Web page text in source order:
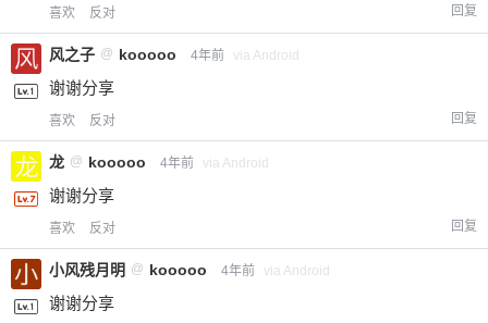
喜欢 反对 回复
风之子 @ kooooo 4年前 via Android
谢谢分享
喜欢 反对 回复
龙 @ kooooo 4年前 via Android
谢谢分享
喜欢 反对 回复
小风残月明 @ kooooo 4年前 via Android
谢谢分享